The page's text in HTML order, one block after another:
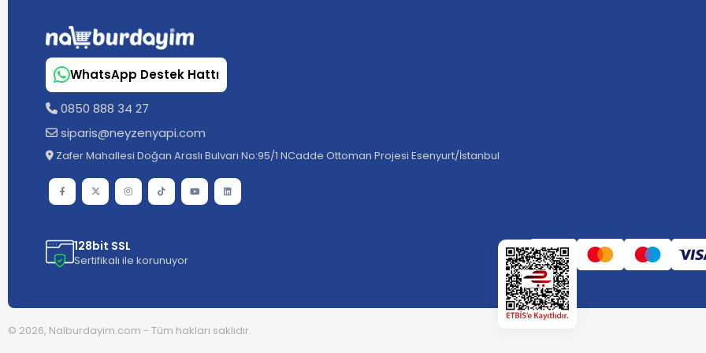
WhatsApp Destek Hattı
0850 888 34 27
siparis@neyzenyapi.com
Zafer Mahallesi Doğan Araslı Bulvarı No:95/1 NCadde Ottoman Projesi Esenyurt/İstanbul
128bit SSL
Sertifikalı ile korunuyor
© 2026, Nalburdayim.com - Tüm hakları saklıdır.